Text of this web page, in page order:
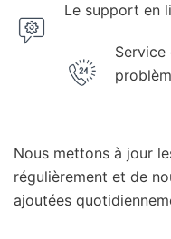
Le support en
Service
Nous mettons à jour
régulièrement et de
ajoutées